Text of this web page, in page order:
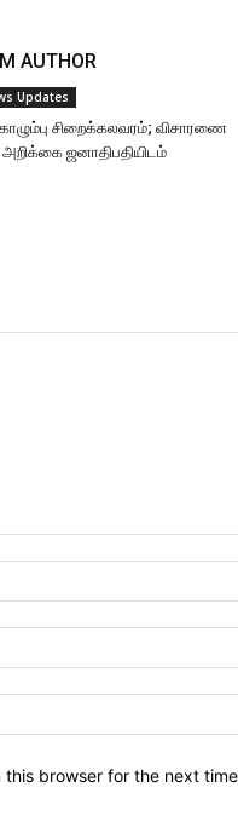
AUTHOR
Updates
சிறைக்கலவரம்; விசாரணை
அறிக்கை ஜனாதிபதியிடம்
browser for the next